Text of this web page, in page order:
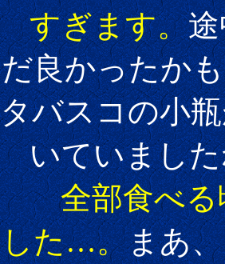
すぎます。
良かったか
バスコの小
ました
全部食べ
た…。まあ